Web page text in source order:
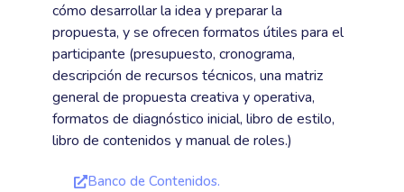
cómo desarrollar la idea y preparar la
propuesta, y se ofrecen formatos útiles para el
participante (presupuesto, cronograma,
descripción de recursos técnicos, una matriz
general de propuesta creativa y operativa,
formatos de diagnóstico inicial, libro de estilo,
libro de contenidos y manual de roles.)
Banco de Contenidos.